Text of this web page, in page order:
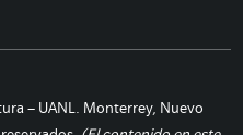
– UANL. Monterrey, Nuevo